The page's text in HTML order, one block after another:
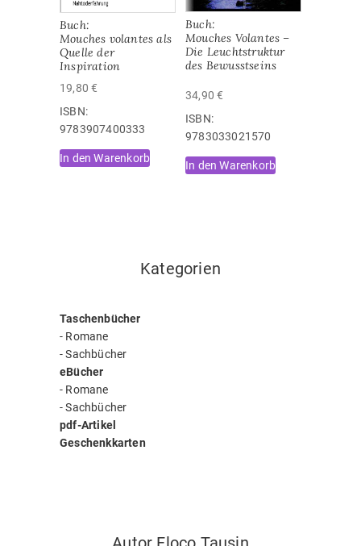
Buch:
Mouches volantes als
Quelle der
Inspiration
19,80€
ISBN:
9783907400333
In den Warenkorb
Buch:
Mouches Volantes –
Die Leuchtstruktur
des Bewusstseins
34,90€
ISBN:
9783033021570
In den Warenkorb
Kategorien
Taschenbücher
- Romane
-Sachbücher
eBücher
- Romane
-Sachbücher
pdf-Artikel
Geschenkkarten